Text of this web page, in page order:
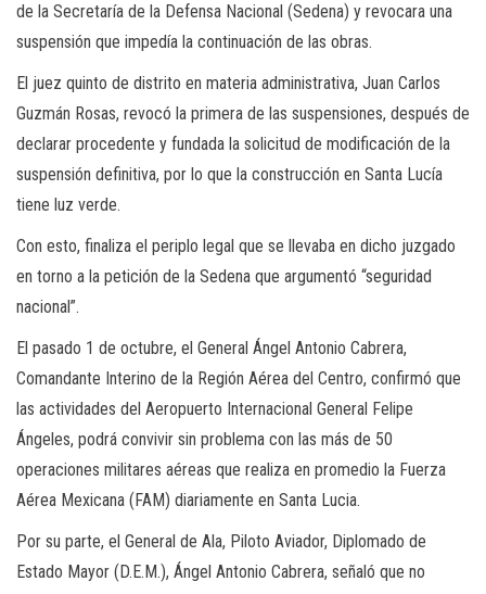
de la Secretaría de la Defensa Nacional (Sedena) y revocara una
suspensión que impedía la continuación de las obras.
El juez quinto de distrito en materia administrativa, Juan Carlos
Guzmán Rosas, revocó la primera de las suspensiones, después de
declarar procedente y fundada la solicitud de modificación de la
suspensión definitiva, por lo que la construcción en Santa Lucía
tiene luz verde.
Con esto, finaliza el periplo legal que se llevaba en dicho juzgado
en torno a la petición de la Sedena que argumentó “seguridad
nacional”.
El pasado 1 de octubre, el General Ángel Antonio Cabrera,
Comandante Interino de la Región Aérea del Centro, confirmó que
las actividades del Aeropuerto Internacional General Felipe
Ángeles, podrá convivir sin problema con las más de 50
operaciones militares aéreas que realiza en promedio la Fuerza
Aérea Mexicana (FAM) diariamente en Santa Lucia.
Por su parte, el General de Ala, Piloto Aviador, Diplomado de
Estado Mayor (D.E.M.), Ángel Antonio Cabrera, señaló que no